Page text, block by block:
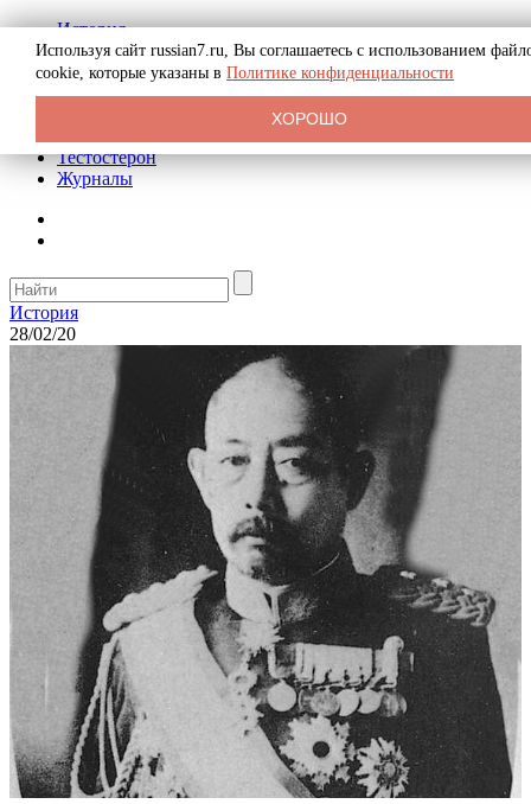
История
Биография
Криминал
Реклама на сайте
Тестостерон
Журналы
История
28/02/20
Используя сайт russian7.ru, Вы соглашаетесь с использованием
cookie, которые указаны в Политике конфиденциальности
ХОРОШО